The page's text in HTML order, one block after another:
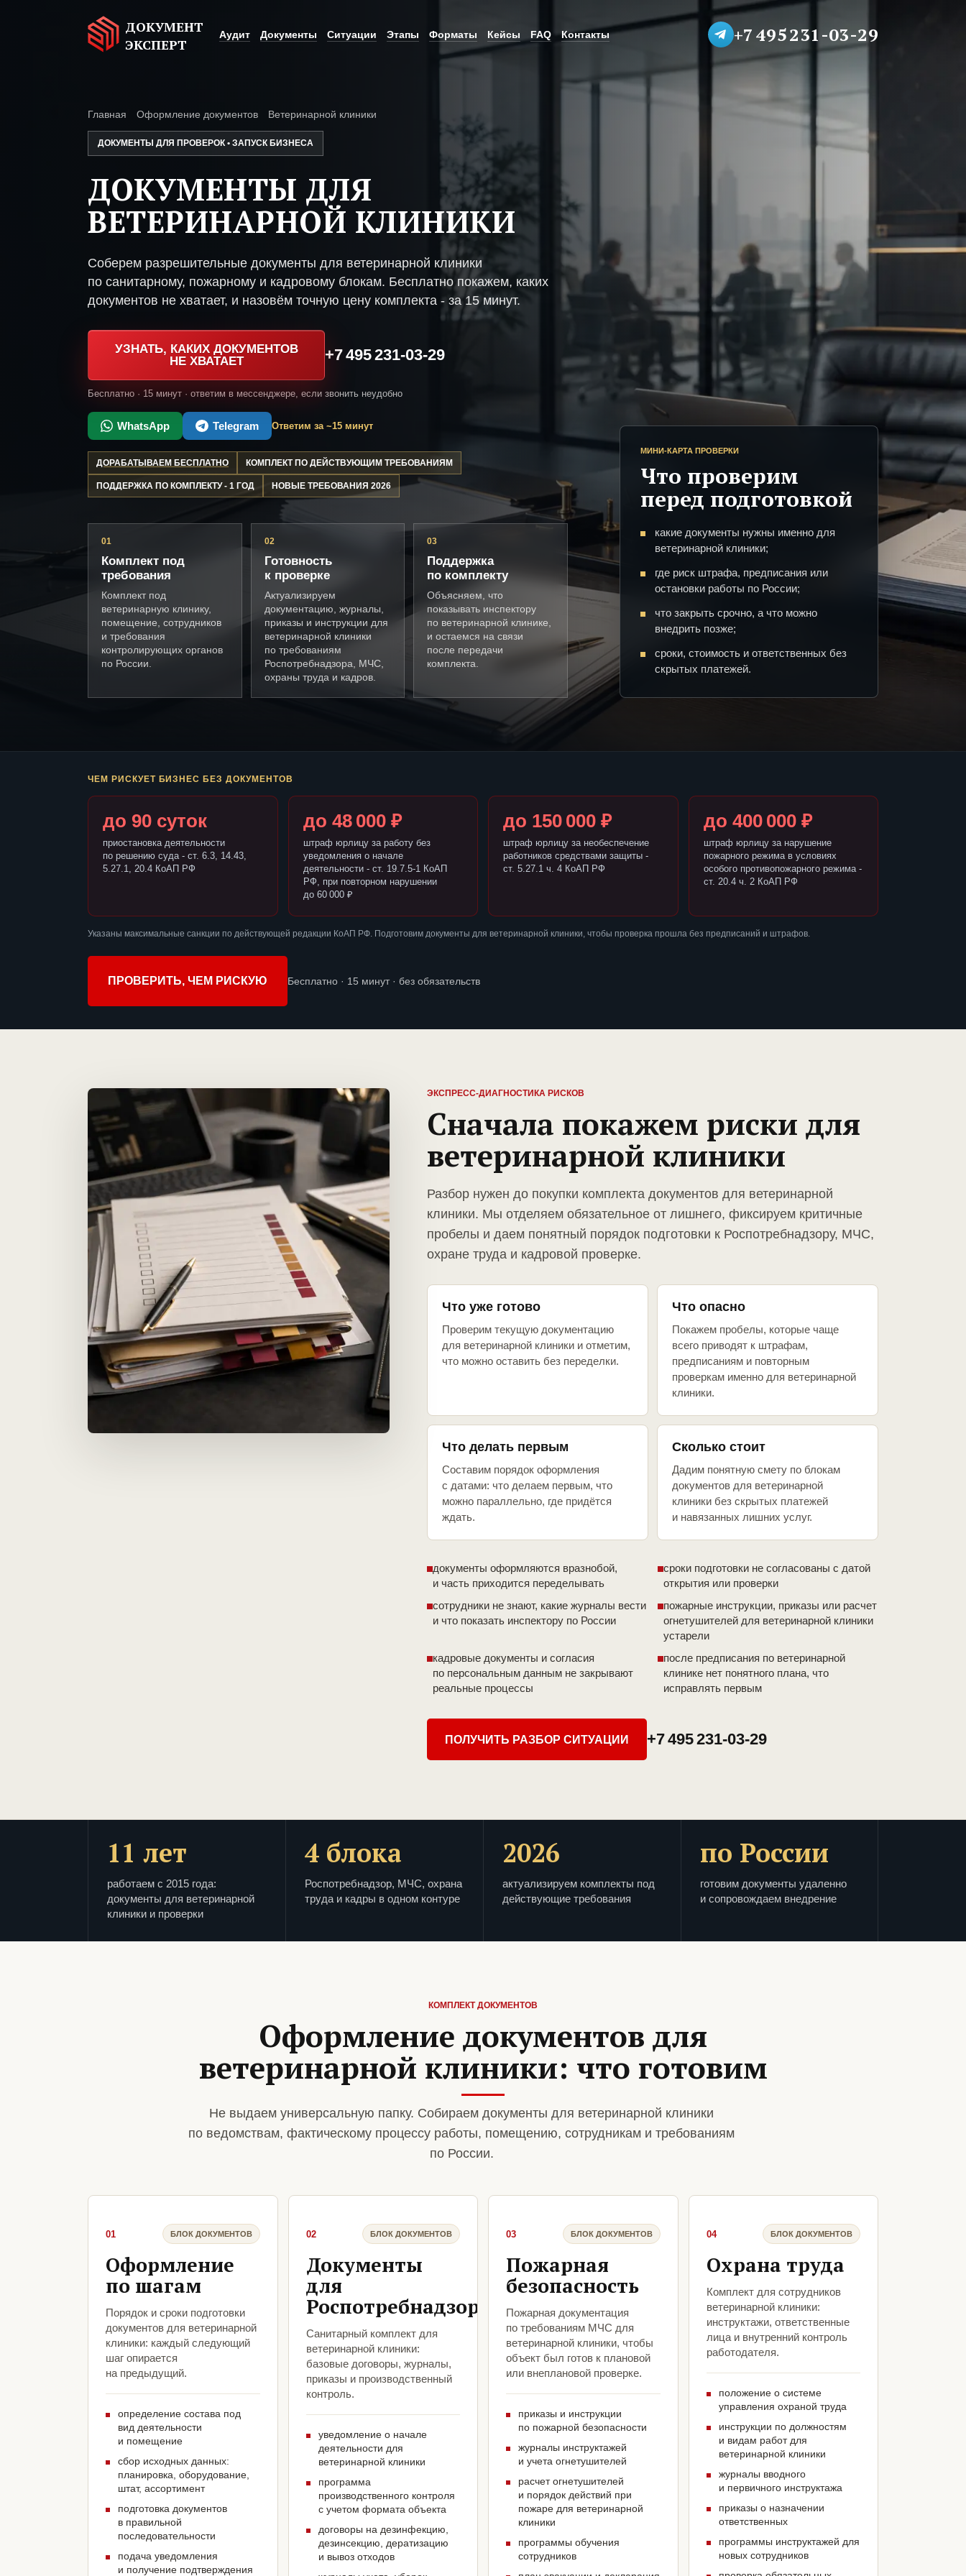
ДОКУМЕНТ
ЭКСПЕРТ
Аудит Документы Ситуации Этапы Форматы Кейсы FAQ Контакты +7 495 231-03-29
Главная Оформление документов Ветеринарной клиники
ДОКУМЕНТЫ ДЛЯ ПРОВЕРОК • ЗАПУСК БИЗНЕСА
ДОКУМЕНТЫ ДЛЯ
ВЕТЕРИНАРНОЙ КЛИНИКИ
Соберем разрешительные документы для ветеринарной клиники
по санитарному, пожарному и кадровому блокам. Бесплатно покажем, каких
документов не хватает, и назовём точную цену комплекта - за 15 минут.
УЗНАТЬ, КАКИХ ДОКУМЕНТОВ
НЕ ХВАТАЕТ
+7 495 231-03-29
Бесплатно · 15 минут · ответим в мессенджере, если звонить неудобно
WhatsApp Telegram Ответим за ~15 минут
ДОРАБАТЫВАЕМ БЕСПЛАТНО КОМПЛЕКТ ПО ДЕЙСТВУЮЩИМ ТРЕБОВАНИЯМ
ПОДДЕРЖКА ПО КОМПЛЕКТУ - 1 ГОД НОВЫЕ ТРЕБОВАНИЯ 2026
01
Комплект под
требования
Комплект под
ветеринарную клинику,
помещение, сотрудников
и требования
контролирующих органов
по России.
02
Готовность
к проверке
Актуализируем
документацию, журналы,
приказы и инструкции для
ветеринарной клиники
по требованиям
Роспотребнадзора, МЧС,
охраны труда и кадров.
03
Поддержка
по комплекту
Объясняем, что
показывать инспектору
по ветеринарной клинике,
и остаемся на связи
после передачи
комплекта.
МИНИ-КАРТА ПРОВЕРКИ
Что проверим
перед подготовкой
какие документы нужны именно для
ветеринарной клиники;
где риск штрафа, предписания или
остановки работы по России;
что закрыть срочно, а что можно
внедрить позже;
сроки, стоимость и ответственных без
скрытых платежей.
ЧЕМ РИСКУЕТ БИЗНЕС БЕЗ ДОКУМЕНТОВ
до 90 суток
приостановка деятельности
по решению суда - ст. 6.3, 14.43,
5.27.1, 20.4 КоАП РФ
до 48 000 ₽
штраф юрлицу за работу без
уведомления о начале
деятельности - ст. 19.7.5-1 КоАП
РФ, при повторном нарушении
до 60 000 ₽
до 150 000 ₽
штраф юрлицу за необеспечение
работников средствами защиты -
ст. 5.27.1 ч. 4 КоАП РФ
до 400 000 ₽
штраф юрлицу за нарушение
пожарного режима в условиях
особого противопожарного режима -
ст. 20.4 ч. 2 КоАП РФ
Указаны максимальные санкции по действующей редакции КоАП РФ. Подготовим документы для ветеринарной клиники, чтобы проверка прошла без предписаний и штрафов.
ПРОВЕРИТЬ, ЧЕМ РИСКУЮ Бесплатно · 15 минут · без обязательств
ЭКСПРЕСС-ДИАГНОСТИКА РИСКОВ
Сначала покажем риски для
ветеринарной клиники
Разбор нужен до покупки комплекта документов для ветеринарной
клиники. Мы отделяем обязательное от лишнего, фиксируем критичные
пробелы и даем понятный порядок подготовки к Роспотребнадзору, МЧС,
охране труда и кадровой проверке.
Что уже готово
Проверим текущую документацию
для ветеринарной клиники и отметим,
что можно оставить без переделки.
Что опасно
Покажем пробелы, которые чаще
всего приводят к штрафам,
предписаниям и повторным
проверкам именно для ветеринарной
клиники.
Что делать первым
Составим порядок оформления
с датами: что делаем первым, что
можно параллельно, где придётся
ждать.
Сколько стоит
Дадим понятную смету по блокам
документов для ветеринарной
клиники без скрытых платежей
и навязанных лишних услуг.
документы оформляются вразнобой,
и часть приходится переделывать
сроки подготовки не согласованы с датой
открытия или проверки
сотрудники не знают, какие журналы вести
и что показать инспектору по России
пожарные инструкции, приказы или расчет
огнетушителей для ветеринарной клиники
устарели
кадровые документы и согласия
по персональным данным не закрывают
реальные процессы
после предписания по ветеринарной
клинике нет понятного плана, что
исправлять первым
ПОЛУЧИТЬ РАЗБОР СИТУАЦИИ +7 495 231-03-29
11 лет
работаем с 2015 года:
документы для ветеринарной
клиники и проверки
4 блока
Роспотребнадзор, МЧС, охрана
труда и кадры в одном контуре
2026
актуализируем комплекты под
действующие требования
по России
готовим документы удаленно
и сопровождаем внедрение
КОМПЛЕКТ ДОКУМЕНТОВ
Оформление документов для
ветеринарной клиники: что готовим
Не выдаем универсальную папку. Собираем документы для ветеринарной клиники
по ведомствам, фактическому процессу работы, помещению, сотрудникам и требованиям
по России.
01 БЛОК ДОКУМЕНТОВ
Оформление
по шагам
Порядок и сроки подготовки
документов для ветеринарной
клиники: каждый следующий
шаг опирается
на предыдущий.
определение состава под
вид деятельности
и помещение
сбор исходных данных:
планировка, оборудование,
штат, ассортимент
подготовка документов
в правильной
последовательности
подача уведомления
и получение подтверждения
02 БЛОК ДОКУМЕНТОВ
Документы
для
Роспотребнадзора
Санитарный комплект для
ветеринарной клиники:
базовые договоры, журналы,
приказы и производственный
контроль.
уведомление о начале
деятельности для
ветеринарной клиники
программа
производственного контроля
с учетом формата объекта
договоры на дезинфекцию,
дезинсекцию, дератизацию
и вывоз отходов
03 БЛОК ДОКУМЕНТОВ
Пожарная
безопасность
Пожарная документация
по требованиям МЧС для
ветеринарной клиники, чтобы
объект был готов к плановой
или внеплановой проверке.
приказы и инструкции
по пожарной безопасности
журналы инструктажей
и учета огнетушителей
расчет огнетушителей
и порядок действий при
пожаре для ветеринарной
клиники
программы обучения
сотрудников
04 БЛОК ДОКУМЕНТОВ
Охрана труда
Комплект для сотрудников
ветеринарной клиники:
инструктажи, ответственные
лица и внутренний контроль
работодателя.
положение о системе
управления охраной труда
инструкции по должностям
и видам работ для
ветеринарной клиники
журналы вводного
и первичного инструктажа
приказы о назначении
ответственных
программы инструктажей для
новых сотрудников